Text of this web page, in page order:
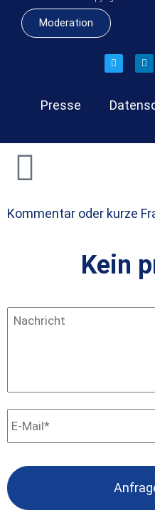
Moderation
Presse
Kommentar oder kurze
Kein